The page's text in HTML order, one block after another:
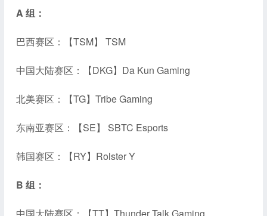
A 组：
巴西赛区：【TSM】 TSM
中国大陆赛区：【DKG】Da Kun Gaming
北美赛区：【TG】Tribe Gaming
东南亚赛区：【SE】 SBTC Esports
韩国赛区：【RY】Rolster Y
B 组：
中国大陆赛区：【TT】Thunder Talk Gaming